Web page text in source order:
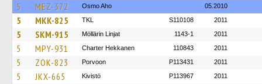
5 MEZ-372 Osmo Aho 05.2010
5 MKK-825 TKL S110108 2011
5 SKM-915 Möllärin Linjat 1143-1 2011
5 MPY-931 Charter Hekkanen 110843 2011
5 ZOK-823 Porvoon P113431 2011
5 JKX-665 Kivistö P113967 2011